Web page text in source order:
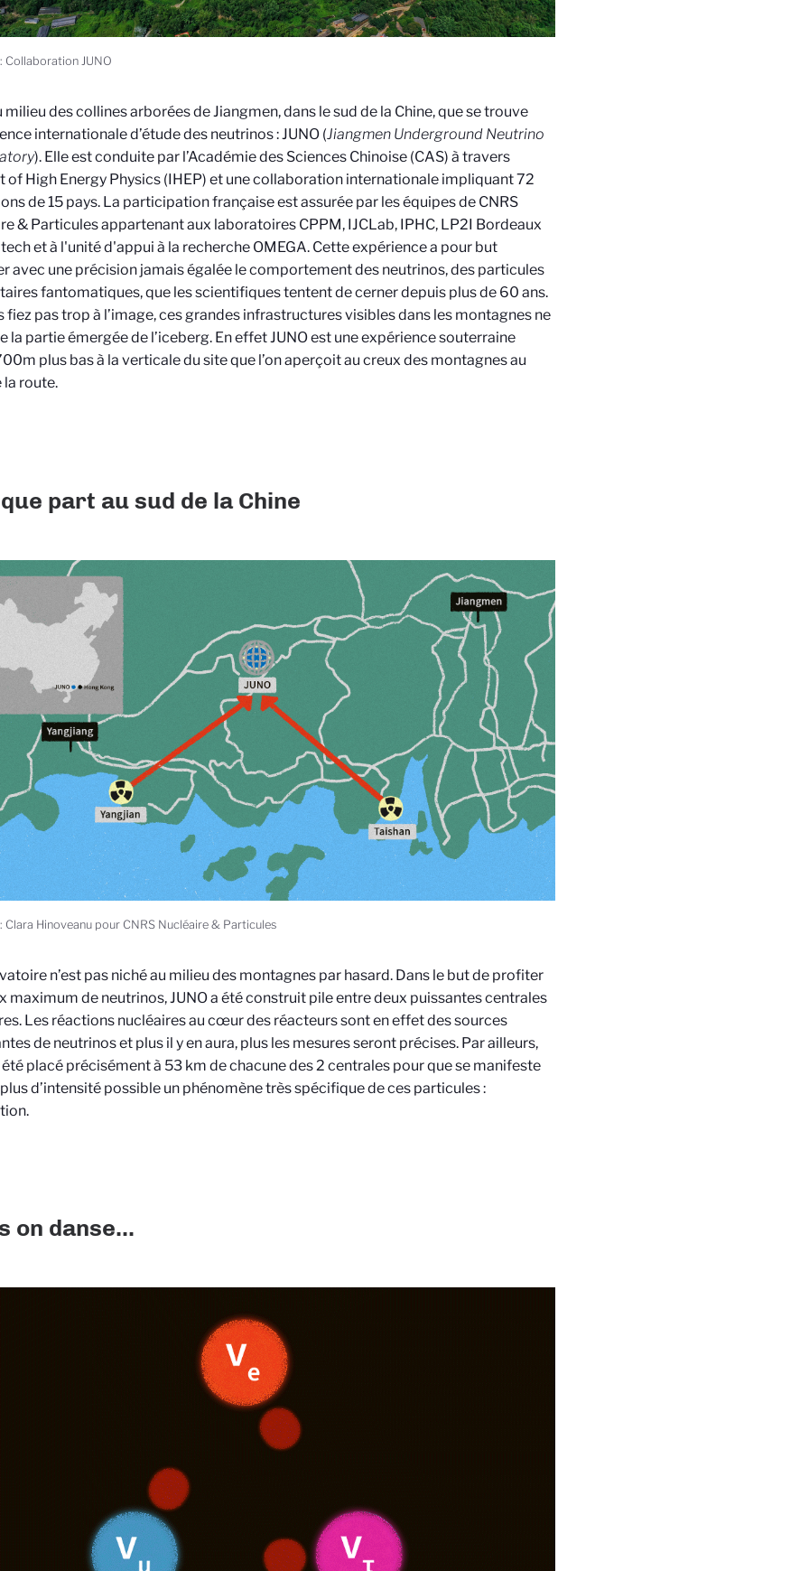
Collaboration JUNO
milieu des collines arborées de Jiangmen, dans le sud de la Chine, que se trouve
internationale d’étude des neutrinos : JUNO (Jiangmen Underground Neutrino
). Elle est conduite par l’Académie des Sciences Chinoise (CAS) à travers
of High Energy Physics (IHEP) et une collaboration internationale impliquant 72
de 15 pays. La participation française est assurée par les équipes de CNRS
& Particules appartenant aux laboratoires CPPM, IJCLab, IPHC, LP2I Bordeaux
et à l'unité d'appui à la recherche OMEGA. Cette expérience a pour but
avec une précision jamais égalée le comportement des neutrinos, des particules
fantomatiques, que les scientifiques tentent de cerner depuis plus de 60 ans.
fiez pas trop à l’image, ces grandes infrastructures visibles dans les montagnes ne
la partie émergée de l’iceberg. En effet JUNO est une expérience souterraine
plus bas à la verticale du site que l’on aperçoit au creux des montagnes au
route.
part au sud de la Chine
Clara Hinoveanu pour CNRS Nucléaire & Particules
n’est pas niché au milieu des montagnes par hasard. Dans le but de profiter
maximum de neutrinos, JUNO a été construit pile entre deux puissantes centrales
Les réactions nucléaires au cœur des réacteurs sont en effet des sources
de neutrinos et plus il y en aura, plus les mesures seront précises. Par ailleurs,
été placé précisément à 53 km de chacune des 2 centrales pour que se manifeste
d’intensité possible un phénomène très spécifique de ces particules :
on danse...